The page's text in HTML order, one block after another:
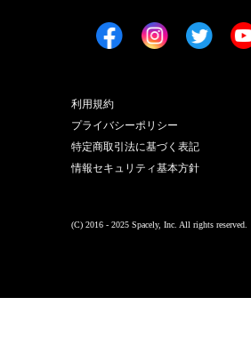
(C) 2016 - 2025 Spacely, Inc. All rights reserved.
利用規約
プライバシーポリシー
特定商取引法に基づく表記
情報セキュリティ基本方針